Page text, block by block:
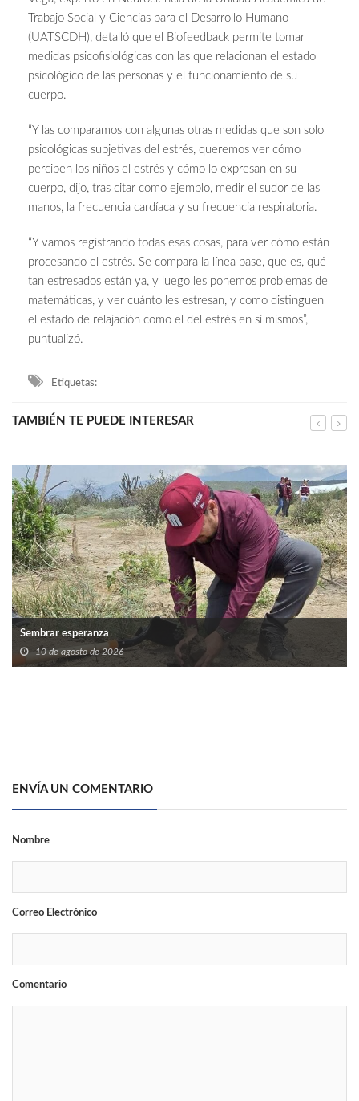
Trabajo Social y Ciencias para el Desarrollo Humano
(UATSCDH), detalló que el Biofeedback permite tomar
medidas psicofisiológicas con las que relacionan el estado
psicológico de las personas y el funcionamiento de su
cuerpo.
“Y las comparamos con algunas otras medidas que son solo
psicológicas subjetivas del estrés, queremos ver cómo
perciben los niños el estrés y cómo lo expresan en su
cuerpo, dijo, tras citar como ejemplo, medir el sudor de las
manos, la frecuencia cardíaca y su frecuencia respiratoria.
“Y vamos registrando todas esas cosas, para ver cómo están
procesando el estrés. Se compara la línea base, que es, qué
tan estresados están ya, y luego les ponemos problemas de
matemáticas, y ver cuánto les estresan, y como distinguen
el estado de relajación como el del estrés en sí mismos”,
puntualizó.
Etiquetas:
TAMBIÉN TE PUEDE INTERESAR
Sembrar esperanza
10 de agosto de 2026
ENVÍA UN COMENTARIO
Nombre
Correo Electrónico
Comentario